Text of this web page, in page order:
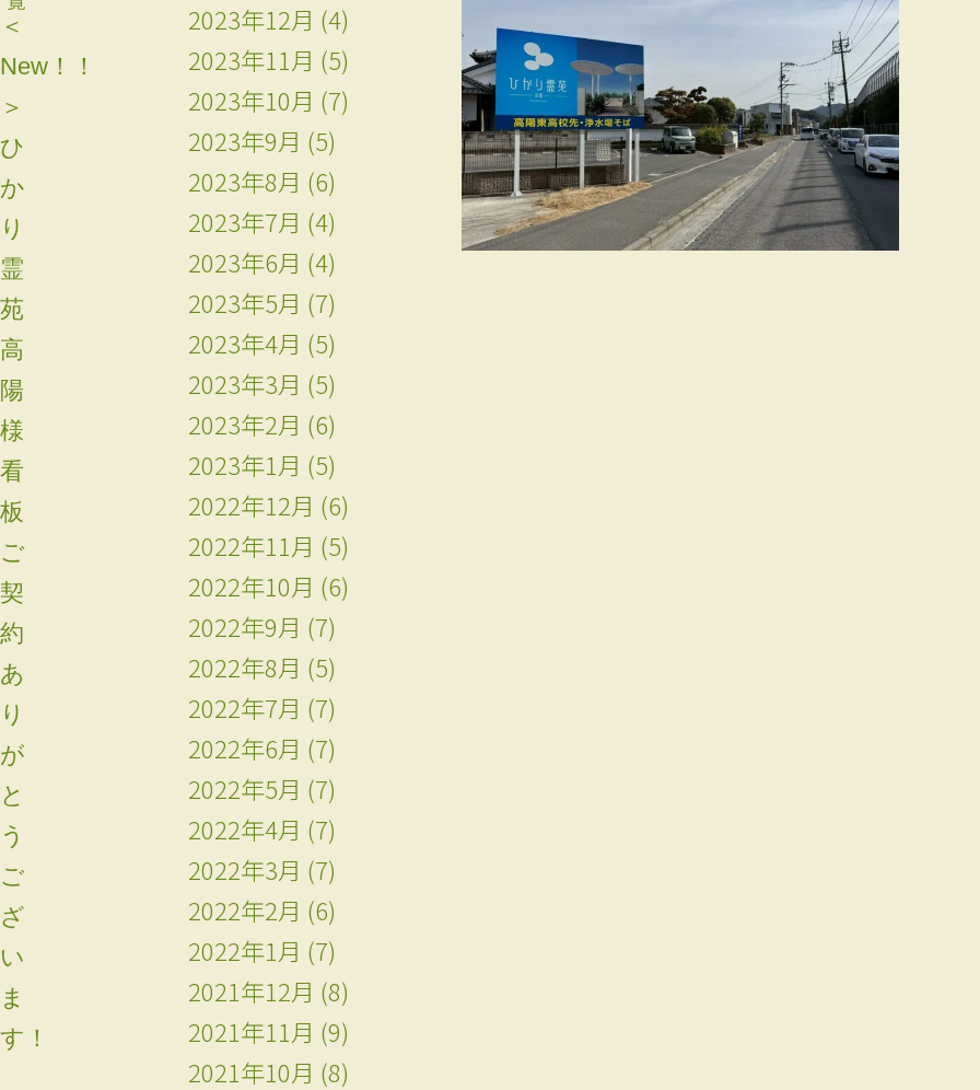
＜
New！！
＞
ひ
か
り
霊
苑
高
陽
様
看
板
ご
契
約
あ
り
が
と
う
ご
ざ
い
ま
す！
2023年12月 (4)
2023年11月 (5)
2023年10月 (7)
2023年9月 (5)
2023年8月 (6)
2023年7月 (4)
2023年6月 (4)
2023年5月 (7)
2023年4月 (5)
2023年3月 (5)
2023年2月 (6)
2023年1月 (5)
2022年12月 (6)
2022年11月 (5)
2022年10月 (6)
2022年9月 (7)
2022年8月 (5)
2022年7月 (7)
2022年6月 (7)
2022年5月 (7)
2022年4月 (7)
2022年3月 (7)
2022年2月 (6)
2022年1月 (7)
2021年12月 (8)
2021年11月 (9)
2021年10月 (8)